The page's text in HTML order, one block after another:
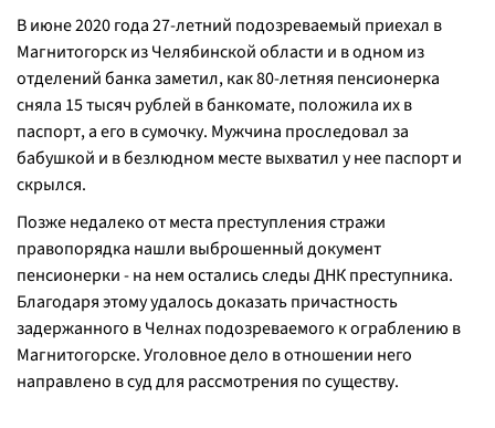
В июне 2020 года 27-летний подозреваемый приехал в
Магнитогорск из Челябинской области и в одном из
отделений банка заметил, как 80-летняя пенсионерка
сняла 15 тысяч рублей в банкомате, положила их в
паспорт, а его в сумочку. Мужчина проследовал за
бабушкой и в безлюдном месте выхватил у нее паспорт и
скрылся.
Позже недалеко от места преступления стражи
правопорядка нашли выброшенный документ
пенсионерки - на нем остались следы ДНК преступника.
Благодаря этому удалось доказать причастность
задержанного в Челнах подозреваемого к ограблению в
Магнитогорске. Уголовное дело в отношении него
направлено в суд для рассмотрения по существу.